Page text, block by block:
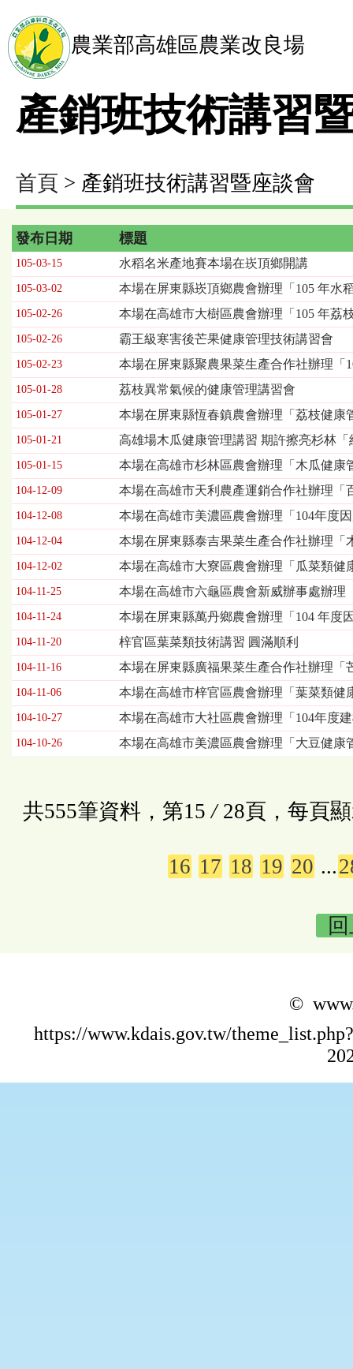
農業部高雄區農業改良場
產銷班技術講習
首頁 > 產銷班技術講習暨座談會
產
銷
班
技
術
講
習
暨
座
談
列
表，
位
依
序
為：
發
布
日
期、
標
題
發布日期 標題
105-03-15 水稻名米產地賽本場在崁頂鄉開講
105-03-02 本場在屏東縣崁頂鄉農會辦理「105 年水
105-02-26 本場在高雄市大樹區農會辦理「105 年荔
105-02-26 霸王級寒害後芒果健康管理技術講習會
105-02-23 本場在屏東縣聚農果菜生產合作社辦理「
105-01-28 荔枝異常氣候的健康管理講習會
105-01-27 本場在屏東縣恆春鎮農會辦理「荔枝健康
105-01-21 高雄場木瓜健康管理講習 期許擦亮杉林「
105-01-15 本場在高雄市杉林區農會辦理「木瓜健康
104-12-09 本場在高雄市天利農產運銷合作社辦理「
104-12-08 本場在高雄市美濃區農會辦理「104年度
104-12-04 本場在屏東縣泰吉果菜生產合作社辦理「
104-12-02 本場在高雄市大寮區農會辦理「瓜菜類健
104-11-25 本場在高雄市六龜區農會新威辦事處辦理
104-11-24 本場在屏東縣萬丹鄉農會辦理「104 年度
104-11-20 梓官區葉菜類技術講習 圓滿順利
104-11-16 本場在屏東縣廣福果菜生產合作社辦理「
104-11-06 本場在高雄市梓官區農會辦理「葉菜類健
104-10-27 本場在高雄市大社區農會辦理「104年度
104-10-26 本場在高雄市美濃區農會辦理「大豆健康
共555筆資料，第15 / 28頁，每頁
16 17 18 19 20 ...
©
https://www.kdais.gov.tw/